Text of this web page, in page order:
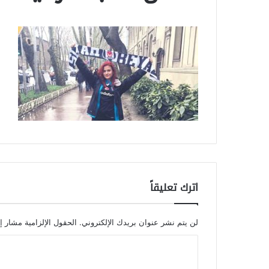
اترك تعليقاً
لن يتم نشر عنوان بريدك الإلكتروني. الحقول الإلزامية مشار